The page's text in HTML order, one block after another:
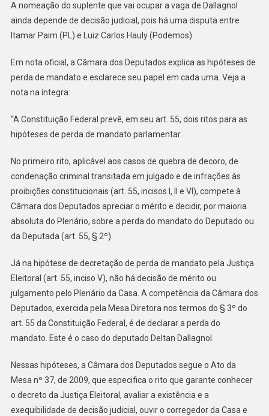
A nomeação do suplente que vai ocupar a vaga de Dallagnol
ainda depende de decisão judicial, pois há uma disputa entre
Itamar Paim (PL) e Luiz Carlos Hauly (Podemos).
Em nota oficial, a Câmara dos Deputados explica as hipóteses de
perda de mandato e esclarece seu papel em cada uma. Veja a
nota na íntegra:
“A Constituição Federal prevê, em seu art. 55, dois ritos para as
hipóteses de perda de mandato parlamentar.
No primeiro rito, aplicável aos casos de quebra de decoro, de
condenação criminal transitada em julgado e de infrações às
proibições constitucionais (art. 55, incisos I, II e VI), compete à
Câmara dos Deputados apreciar o mérito e decidir, por maioria
absoluta do Plenário, sobre a perda do mandato do Deputado ou
da Deputada (art. 55, § 2º).
Já na hipótese de decretação de perda de mandato pela Justiça
Eleitoral (art. 55, inciso V), não há decisão de mérito ou
julgamento pelo Plenário da Casa. A competência da Câmara dos
Deputados, exercida pela Mesa Diretora nos termos do § 3º do
art. 55 da Constituição Federal, é de declarar a perda do
mandato. Este é o caso do deputado Deltan Dallagnol.
Nessas hipóteses, a Câmara dos Deputados segue o Ato da
Mesa nº 37, de 2009, que especifica o rito que garante conhecer
o decreto da Justiça Eleitoral, avaliar a existência e a
exequibilidade de decisão judicial, ouvir o corregedor da Casa e